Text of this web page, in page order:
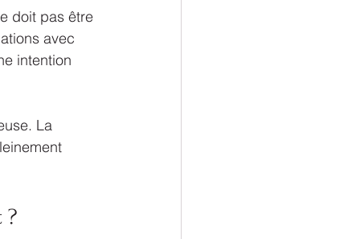
doit pas être
avec
intention
La
?